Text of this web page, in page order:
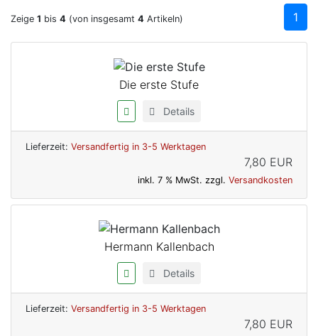
Zeige 1 bis 4 (von insgesamt 4 Artikeln) 1
Die erste Stufe
Details
Lieferzeit: Versandfertig in 3-5 Werktagen
7,80 EUR
inkl. 7 % MwSt. zzgl. Versandkosten
Hermann Kallenbach
Details
Lieferzeit: Versandfertig in 3-5 Werktagen
7,80 EUR